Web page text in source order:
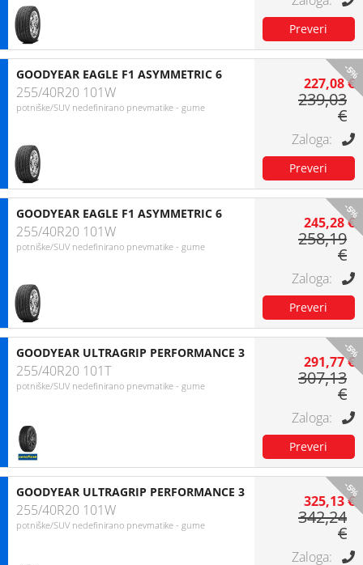
-5%
GOODYEAR EAGLE F1 ASYMMETRIC 6
255/40R20 101W
potniške/SUV nedefinirano pnevmatike - gume
227,08 €
239,03
€
-5%
GOODYEAR EAGLE F1 ASYMMETRIC 6
255/40R20 101W
potniške/SUV nedefinirano pnevmatike - gume
245,28 €
258,19
€
-5%
GOODYEAR ULTRAGRIP PERFORMANCE 3
255/40R20 101T
potniške/SUV nedefinirano pnevmatike - gume
291,77 €
307,13
€
-5%
GOODYEAR ULTRAGRIP PERFORMANCE 3
255/40R20 101W
potniške/SUV nedefinirano pnevmatike - gume
325,13 €
342,24
€